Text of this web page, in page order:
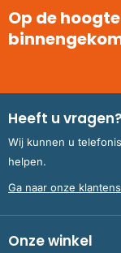
Op de
Heeft u vragen?
Wij kunnen u
helpen.
Ga naar onze
Onze winkel